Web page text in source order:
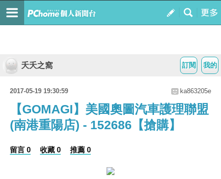
我的
訂閱
夭夭之窩
2017-05-19 19:30:59 ka863205e
【GOMAGI】美國奧圖汽車護理聯盟
(南港重陽店) - 152686【搶購】
留言 0 收藏 0 推薦 0